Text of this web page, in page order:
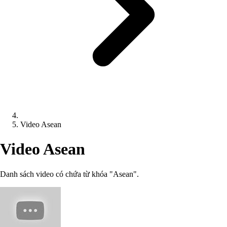
Video Asean
Video Asean
Danh sách video có chứa từ khóa "Asean".